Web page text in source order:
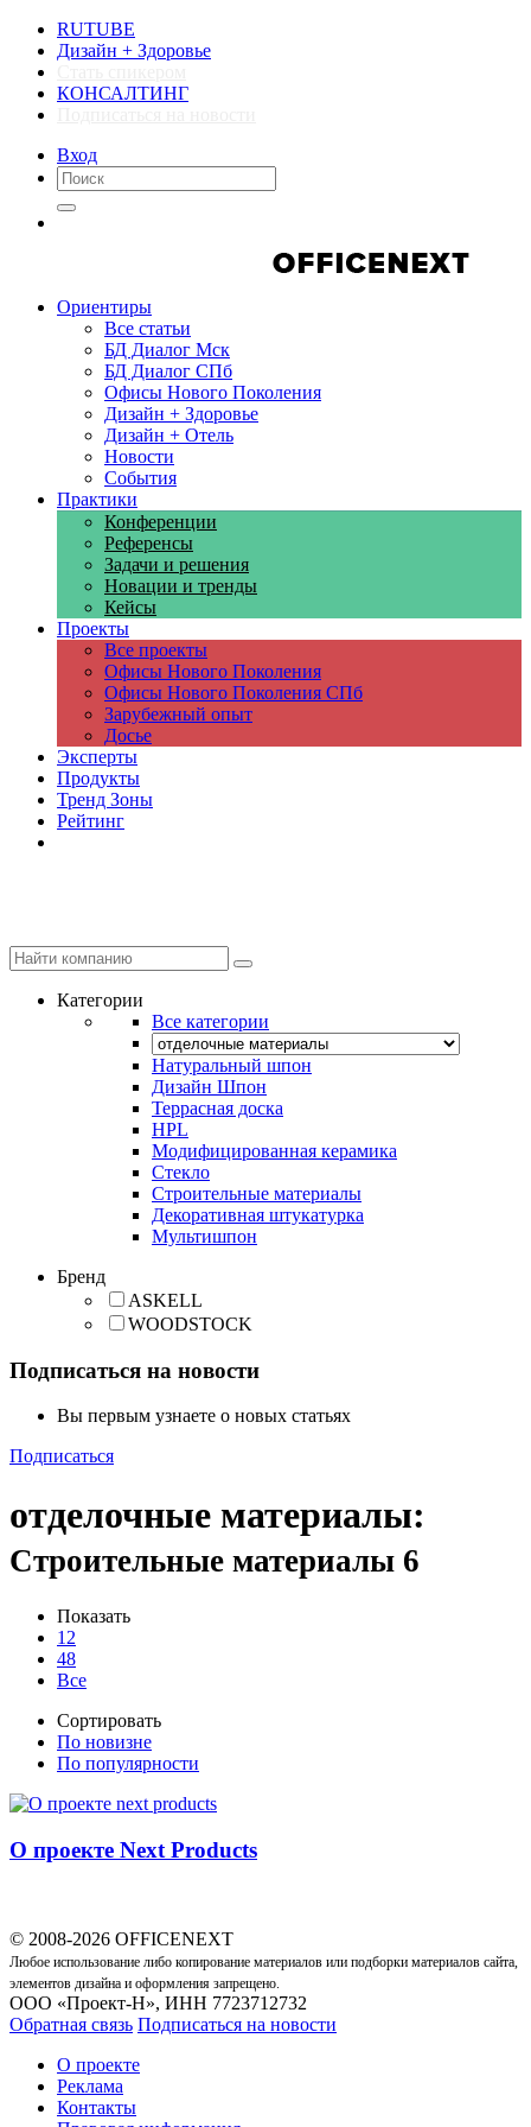
RUTUBE
Дизайн + Здоровье
КОНСАЛТИНГ
Вход
Ориентиры
Все статьи
БД Диалог Мск
БД Диалог СПб
Офисы Нового Поколения
Дизайн + Здоровье
Дизайн + Отель
Новости
События
Практики
Конференции
Референсы
Задачи и решения
Новации и тренды
Кейсы
Проекты
Все проекты
Офисы Нового Поколения
Офисы Нового Поколения СПб
Зарубежный опыт
Досье
Эксперты
Продукты
Тренд Зоны
Рейтинг
Категории
Все категории
Натуральный шпон
Дизайн Шпон
Террасная доска
HPL
Модифицированная керамика
Стекло
Строительные материалы
Декоративная штукатурка
Мультишпон
Бренд
ASKELL
WOODSTOCK
Подписаться на новости
Вы первым узнаете о новых статьях
Подписаться
отделочные материалы:
Строительные материалы 6
Показать
12
48
Все
Сортировать
По новизне
По популярности
О проекте Next Products
© 2008-2026 OFFICENEXT
Любое использование либо копирование материалов или подборки материалов сайта,
элементов дизайна и оформления запрещено.
ООО «Проект-Н», ИНН 7723712732
Обратная связь Подписаться на новости
О проекте
Реклама
Контакты